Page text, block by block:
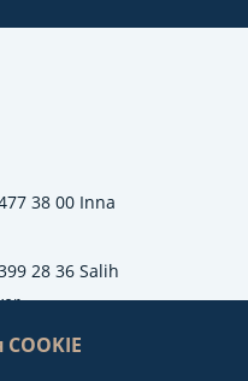
38 00 Inna
28 36 Salih